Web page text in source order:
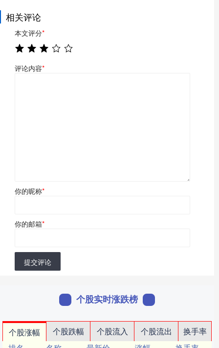
相关评论
本文评分*
评论内容*
你的昵称*
你的邮箱*
提交评论
个股实时涨跌榜
个股涨幅 个股跌幅 个股流入 个股流出
换手率